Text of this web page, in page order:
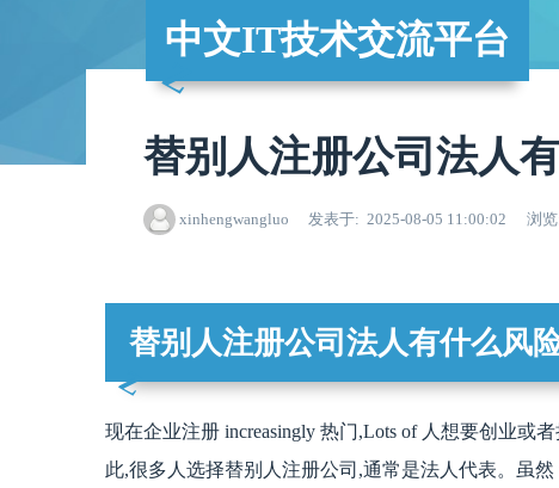
中文IT技术交流平台
替别人注册公司法人
xinhengwangluo 发表于 2025-08-05 11:00:02 浏览
替别人注册公司法人有什么风
现在企业注册 increasingly 热门,Lots of 人想要创业或
此,很多人选择替别人注册公司,通常是法人代表。虽